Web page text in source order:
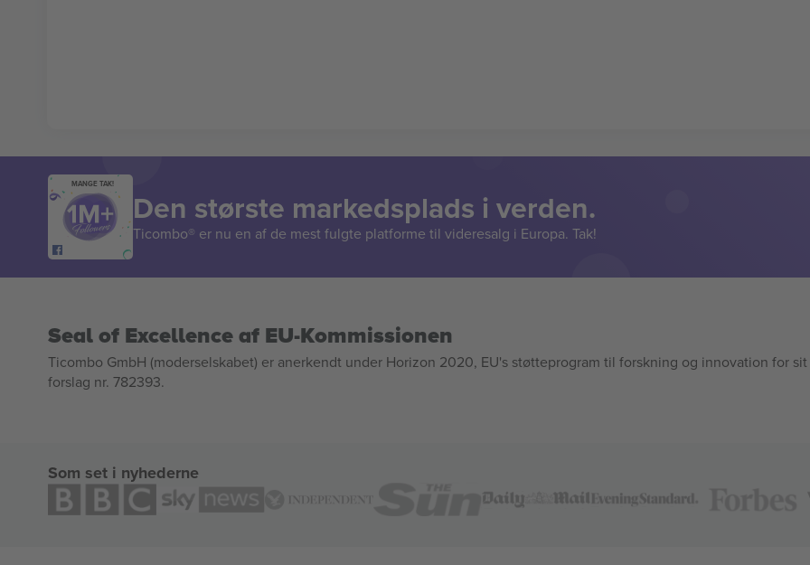
MANGE TAK!
Den største markedsplads i verden.
Ticombo® er nu en af de mest fulgte platforme til videresalg i Europa. Tak!
Seal of Excellence af EU-Kommissionen
Ticombo GmbH (moderselskabet) er anerkendt under Horizon 2020, EU's støtteprogram til forskning og innovation for sit
forslag nr. 782393.
Som set i nyhederne